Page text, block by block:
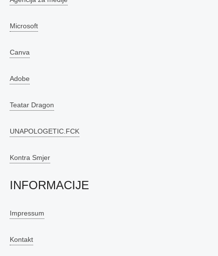
Microsoft
Canva
Adobe
Teatar Dragon
UNAPOLOGETIC.FCK
Kontra Smjer
INFORMACIJE
Impressum
Kontakt